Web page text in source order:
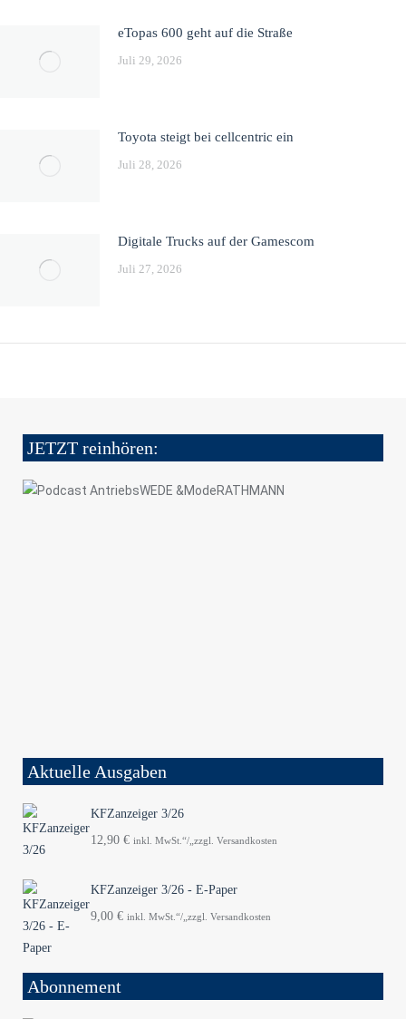
eTopas 600 geht auf die Straße
Juli 29, 2026
Toyota steigt bei cellcentric ein
Juli 28, 2026
Digitale Trucks auf der Gamescom
Juli 27, 2026
JETZT reinhören:
Aktuelle Ausgaben
KFZanzeiger 3/26
12,90 € inkl. MwSt.“/„zzgl. Versandkosten
KFZanzeiger 3/26 - E-Paper
9,00 € inkl. MwSt.“/„zzgl. Versandkosten
Abonnement